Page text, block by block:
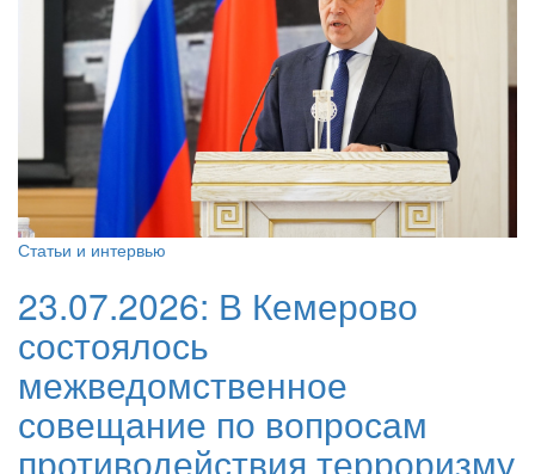
Статьи и интервью
23.07.2026: В Кемерово
состоялось
межведомственное
совещание по вопросам
противодействия терроризму